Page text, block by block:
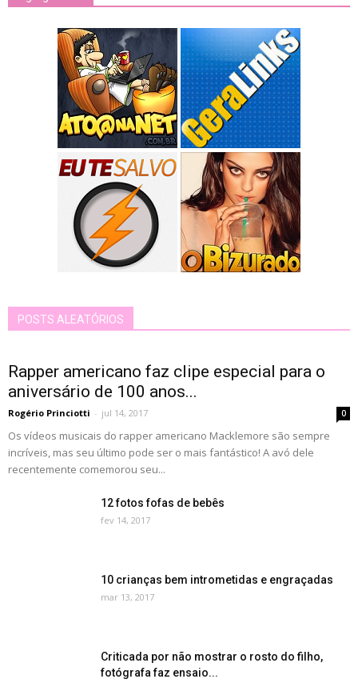
POSTS ALEATÓRIOS
Rapper americano faz clipe especial para o
aniversário de 100 anos...
Rogério Princiotti - jul 14, 2017 0
Os vídeos musicais do rapper americano Macklemore são sempre
incríveis, mas seu último pode ser o mais fantástico! A avó dele
recentemente comemorou seu...
12 fotos fofas de bebês
fev 14, 2017
10 crianças bem intrometidas e engraçadas
mar 13, 2017
Criticada por não mostrar o rosto do filho,
fotógrafa faz ensaio...